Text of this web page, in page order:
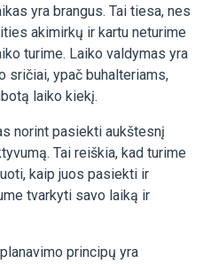
yra brangus. Tai tiesa, nes
akimirkų ir kartu neturime
turime. Laiko valdymas yra
sričiai, ypač buhalteriams,
laiko kiekį.
norint pasiekti aukštesnį
Tai reiškia, kad turime
kaip juos pasiekti ir
tvarkyti savo laiką ir
principų yra